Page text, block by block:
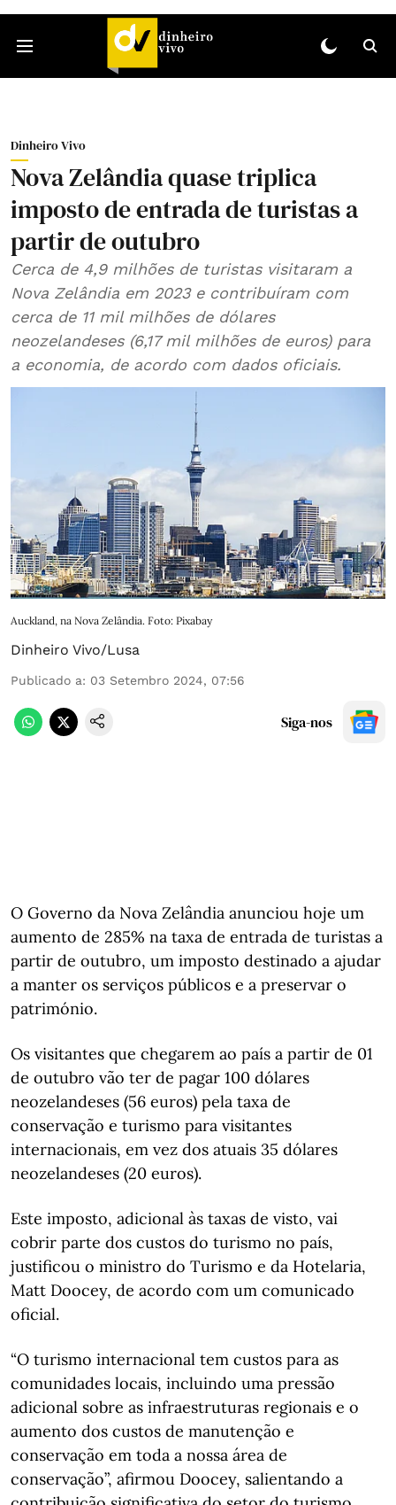
Dinheiro Vivo
Nova Zelândia quase triplica
imposto de entrada de turistas a
partir de outubro
Cerca de 4,9 milhões de turistas visitaram a
Nova Zelândia em 2023 e contribuíram com
cerca de 11 mil milhões de dólares
neozelandeses (6,17 mil milhões de euros) para
a economia, de acordo com dados oficiais.
Auckland, na Nova Zelândia. Foto: Pixabay
Dinheiro Vivo/Lusa
Publicado a: 03 Setembro 2024, 07:56
Siga-nos
O Governo da Nova Zelândia anunciou hoje um
aumento de 285% na taxa de entrada de turistas a
partir de outubro, um imposto destinado a ajudar
a manter os serviços públicos e a preservar o
património.
Os visitantes que chegarem ao país a partir de 01
de outubro vão ter de pagar 100 dólares
neozelandeses (56 euros) pela taxa de
conservação e turismo para visitantes
internacionais, em vez dos atuais 35 dólares
neozelandeses (20 euros).
Este imposto, adicional às taxas de visto, vai
cobrir parte dos custos do turismo no país,
justificou o ministro do Turismo e da Hotelaria,
Matt Doocey, de acordo com um comunicado
oficial.
“O turismo internacional tem custos para as
comunidades locais, incluindo uma pressão
adicional sobre as infraestruturas regionais e o
aumento dos custos de manutenção e
conservação em toda a nossa área de
conservação”, afirmou Doocey, salientando a